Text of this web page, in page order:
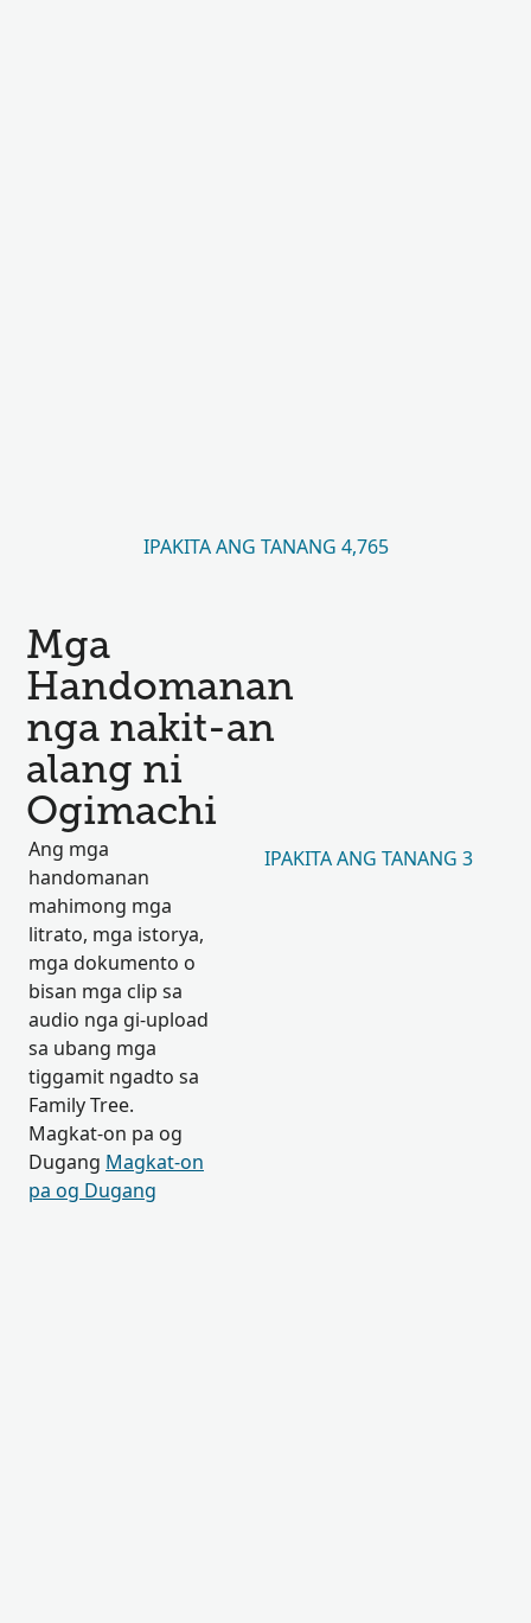
IPAKITA ANG TANANG 4,765
Mga
Handomanan
nga nakit-an
alang ni
Ogimachi
Ang mga
handomanan
mahimong mga
litrato, mga istorya,
mga dokumento o
bisan mga clip sa
audio nga gi-upload
sa ubang mga
tiggamit ngadto sa
Family Tree.
Magkat-on pa og
Dugang Magkat-on
pa og Dugang
IPAKITA ANG TANANG 3